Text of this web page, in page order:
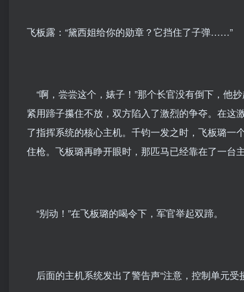
飞板露：“黛西姐给你的勋章？它挡住了子弹……”
“啊，尝尝这个，婊子！”那个长官没有倒下，他
紧用蹄子攥住不放，双方陷入了激烈的争夺。在这
了指挥系统的核心主机。千钧一发之时，飞板璐一
住枪。飞板璐再睁开眼时，那匹马已经靠在了一台主
“别动！”在飞板璐的喝令下，军官举起双蹄。
后面的主机系统发出了警告声“注意，控制单元受